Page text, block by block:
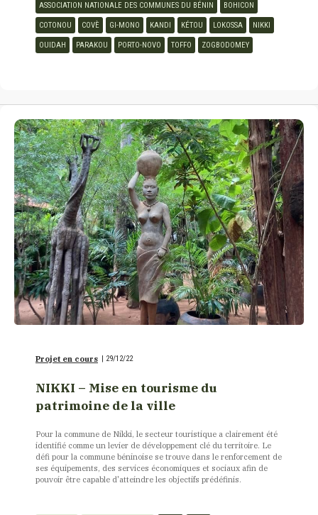
ASSOCIATION NATIONALE DES COMMUNES DU BÉNIN BOHICON
COTONOU COVÈ GI-MONO KANDI KÉTOU LOKOSSA NIKKI
OUIDAH PARAKOU PORTO-NOVO TOFFO ZOGBODOMEY
Projet en cours 29/12/22
NIKKI – Mise en tourisme du
patrimoine de la ville
Pour la commune de Nikki, le secteur touristique a clairement été
identifié comme un levier de développement clé du territoire. Le
défi pour la commune béninoise se trouve dans le renforcement de
ses équipements, des services économiques et sociaux afin de
pouvoir être capable d'atteindre les objectifs prédéfinis.